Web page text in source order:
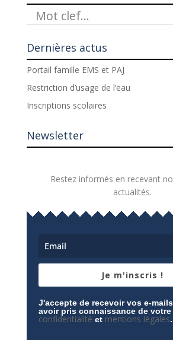
Dernières actus
Portail famille EMS et PAJ
Restriction d’usage de l’eau
Inscriptions scolaires
Newsletter
Restez informés en recevant
actualités.
Je m'inscris !
J'accepte de recevoir vos e-
avoir pris connaissance de votre
confidentialité et mentions légales.